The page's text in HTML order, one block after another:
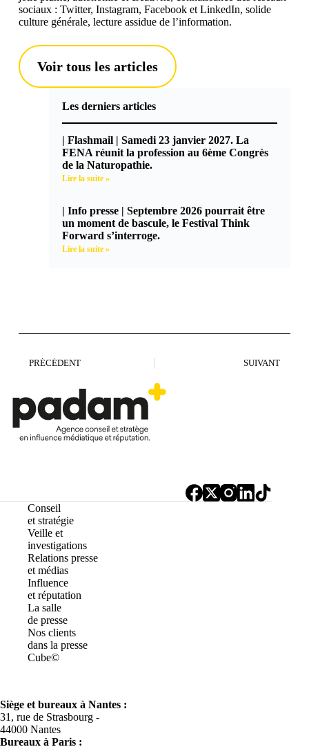
sociaux : Twitter, Instagram, Facebook et LinkedIn, solide
culture générale, lecture assidue de l’information.
Voir tous les articles
Les derniers articles
| Flashmail | Samedi 23 janvier 2027. La
FENA réunit la profession au 6ème Congrès
de la Naturopathie.
Lire la suite »
| Info presse | Septembre 2026 pourrait être
un moment de bascule, le Festival Think
Forward s’interroge.
Lire la suite »
PRÉCÉDENT SUIVANT
Conseil
et stratégie
Veille et
investigations
Relations presse
et médias
Influence
et réputation
La salle
de presse
Nos clients
dans la presse
Cube©
Siège et bureaux à Nantes :
31, rue de Strasbourg -
44000 Nantes
Bureaux à Paris :